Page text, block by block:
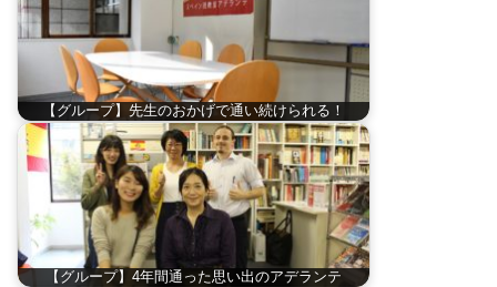
【グループ】先生のおかげで通い続けられる！
【グループ】4年間通った思い出のアデランテ